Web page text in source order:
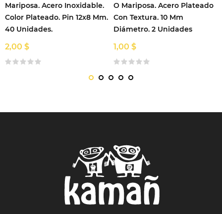
Mariposa. Acero Inoxidable.
Color Plateado. Pin 12x8 Mm.
40 Unidades.
2,00 $
O Mariposa. Acero Plateado
Con Textura. 10 Mm
Diámetro. 2 Unidades
1,00 $